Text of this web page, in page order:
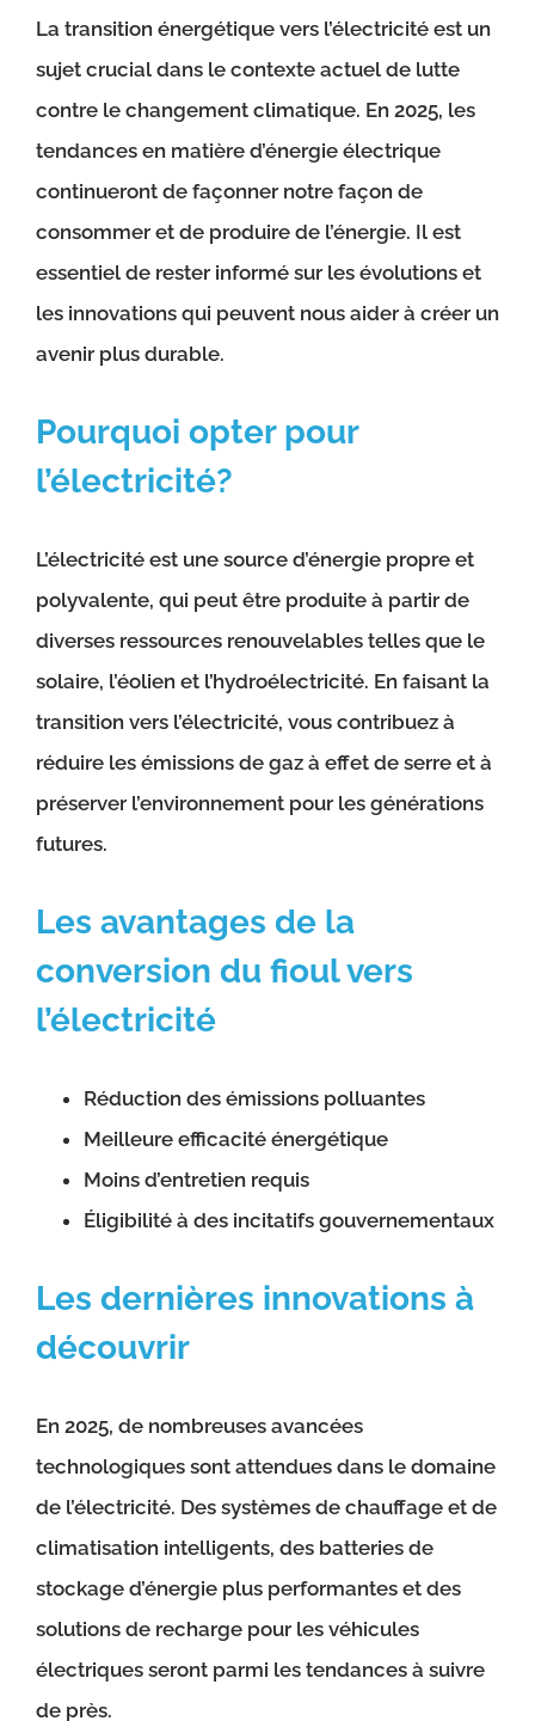
La transition énergétique vers l’électricité est un
sujet crucial dans le contexte actuel de lutte
contre le changement climatique. En 2025, les
tendances en matière d’énergie électrique
continueront de façonner notre façon de
consommer et de produire de l’énergie. Il est
essentiel de rester informé sur les évolutions et
les innovations qui peuvent nous aider à créer un
avenir plus durable.
Pourquoi opter pour
l’électricité?
L’électricité est une source d’énergie propre et
polyvalente, qui peut être produite à partir de
diverses ressources renouvelables telles que le
solaire, l’éolien et l’hydroélectricité. En faisant la
transition vers l’électricité, vous contribuez à
réduire les émissions de gaz à effet de serre et à
préserver l’environnement pour les générations
futures.
Les avantages de la
conversion du fioul vers
l’électricité
Réduction des émissions polluantes
Meilleure efficacité énergétique
Moins d’entretien requis
Éligibilité à des incitatifs gouvernementaux
Les dernières innovations à
découvrir
En 2025, de nombreuses avancées
technologiques sont attendues dans le domaine
de l’électricité. Des systèmes de chauffage et de
climatisation intelligents, des batteries de
stockage d’énergie plus performantes et des
solutions de recharge pour les véhicules
électriques seront parmi les tendances à suivre
de près.